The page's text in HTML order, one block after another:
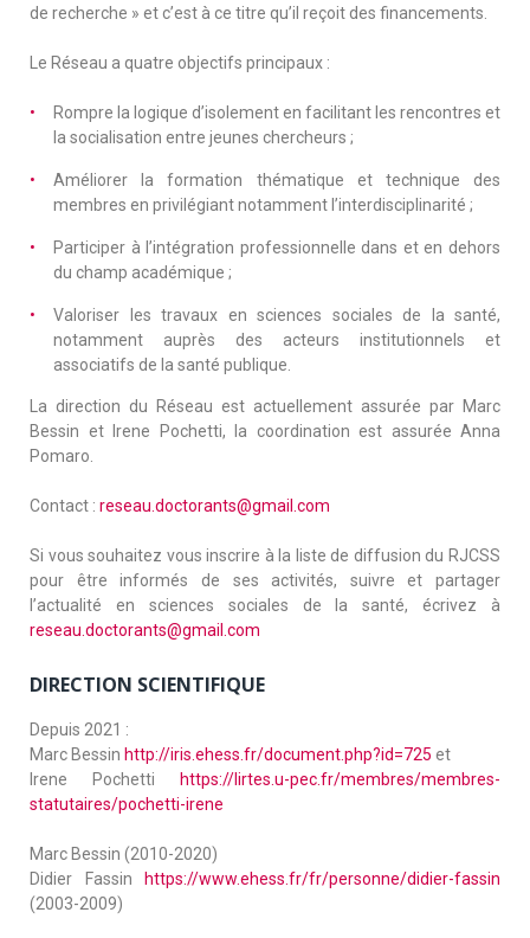
de recherche » et c’est à ce titre qu’il reçoit des financements.
Le Réseau a quatre objectifs principaux :
Rompre la logique d’isolement en facilitant les rencontres et
la socialisation entre jeunes chercheurs ;
Améliorer la formation thématique et technique des
membres en privilégiant notamment l’interdisciplinarité ;
Participer à l’intégration professionnelle dans et en dehors
du champ académique ;
Valoriser les travaux en sciences sociales de la santé,
notamment auprès des acteurs institutionnels et
associatifs de la santé publique.
La direction du Réseau est actuellement assurée par Marc
Bessin et Irene Pochetti, la coordination est assurée Anna
Pomaro.
Contact : reseau.doctorants@gmail.com
Si vous souhaitez vous inscrire à la liste de diffusion du RJCSS
pour être informés de ses activités, suivre et partager
l’actualité en sciences sociales de la santé, écrivez à
reseau.doctorants@gmail.com
DIRECTION SCIENTIFIQUE
Depuis 2021 :
Marc Bessin http://iris.ehess.fr/document.php?id=725 et
Irene Pochetti
https://lirtes.u-pec.fr/membres/membres-
statutaires/pochetti-irene
Marc Bessin (2010-2020)
Didier Fassin
https://www.ehess.fr/fr/personne/didier-fassin
(2003-2009)